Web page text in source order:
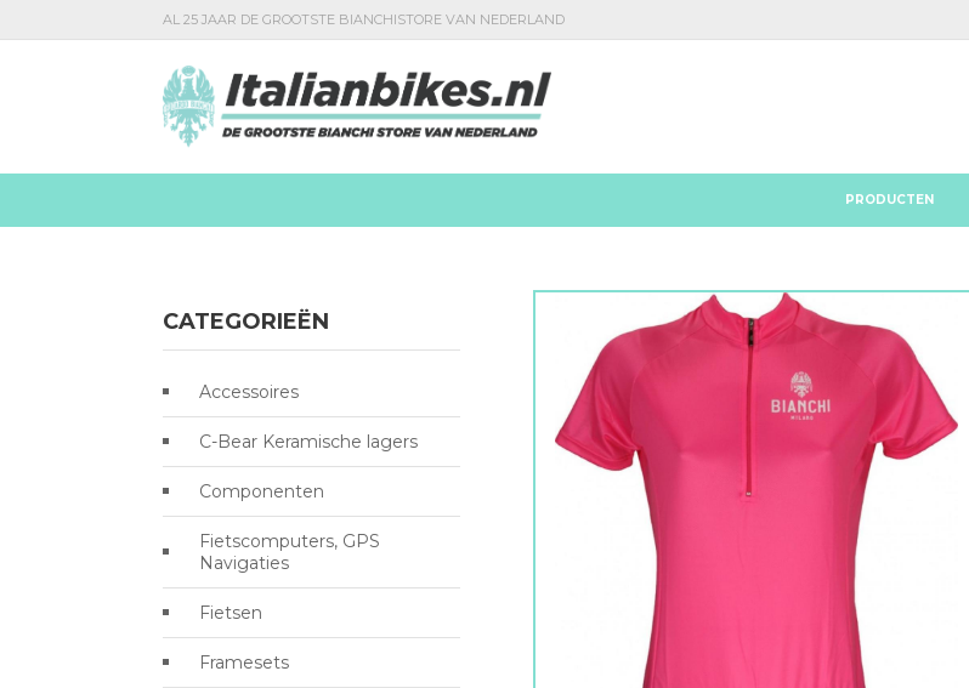
AL 25 JAAR DE GROOTSTE BIANCHISTORE VAN NEDERLAND
PRODUCTEN
CATEGORIEËN
Accessoires
C-Bear Keramische lagers
Componenten
Fietscomputers, GPS
Navigaties
Fietsen
Framesets